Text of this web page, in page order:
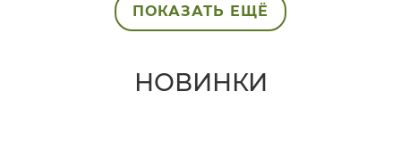
ПОКАЗАТЬ ЕЩЁ
НОВИНКИ